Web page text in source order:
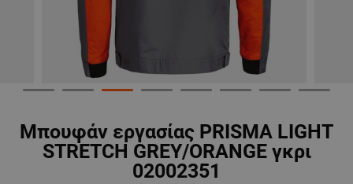
Μπουφάν εργασίας PRISMA LIGHT
STRETCH GREY/ORANGE γκρι
02002351